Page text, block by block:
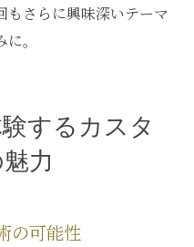
もさらに興味深いテーマ
。
するカスタ
力
の可能性